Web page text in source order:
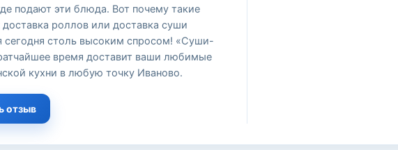
подают эти блюда. Вот почему такие
доставка роллов или доставка суши
сегодня столь высоким спросом! «Суши-
время доставит ваши любимые
кухни в любую точку Иваново.
отзыв